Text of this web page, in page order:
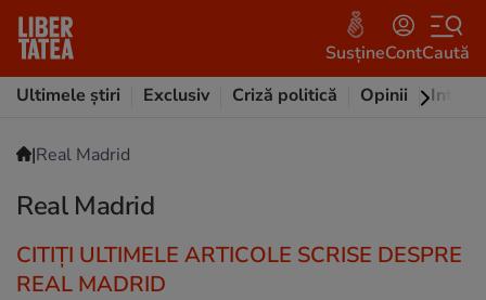
SusțineContCaută
Ultimele știri
Exclusiv Criză politică Opinii
|Real Madrid
Real Madrid
CITIȚI ULTIMELE ARTICOLE SCRISE DESPRE
REAL MADRID